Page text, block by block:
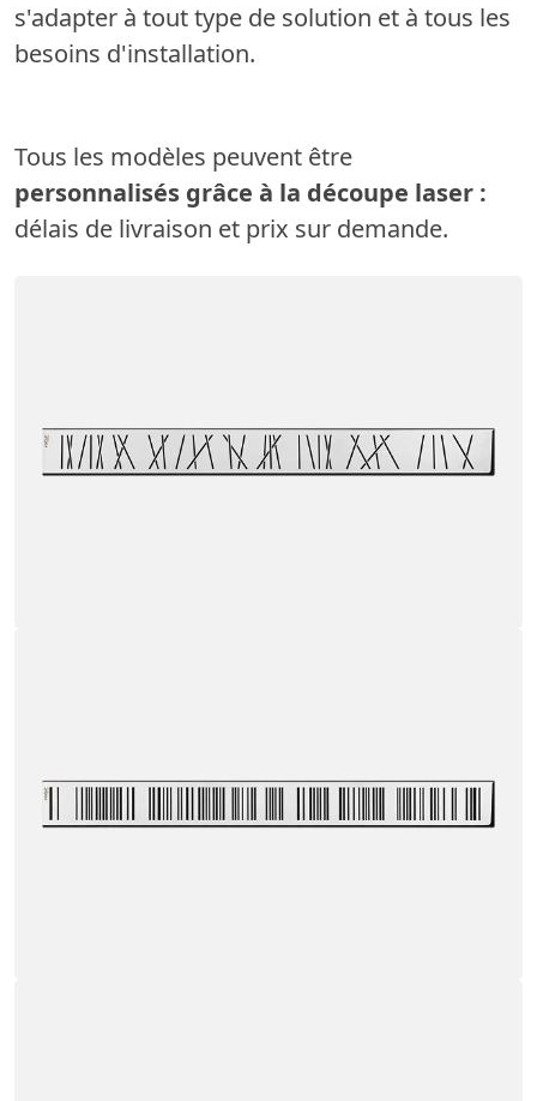
s'adapter à tout type de solution et à tous les
besoins d'installation.
Tous les modèles peuvent être
personnalisés grâce à la découpe laser :
délais de livraison et prix sur demande.